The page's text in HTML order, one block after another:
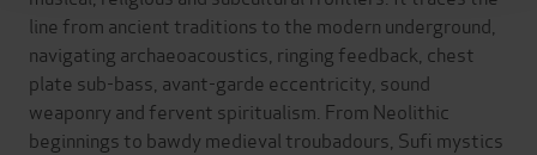
line from ancient traditions to the modern underground,
navigating archaeoacoustics, ringing feedback, chest
plate sub-bass, avant-garde eccentricity, sound
weaponry and fervent spiritualism. From Neolithic
beginnings to bawdy medieval troubadours, Sufi mystics